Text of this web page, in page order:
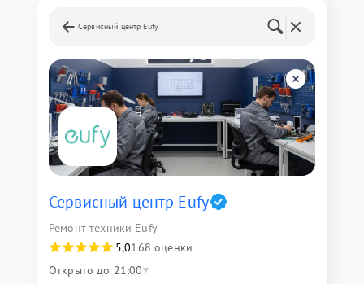
Сервисный центр Eufy
Сервисный центр Eufy
Ремонт техники Eufy
5,0168 оценки
Открыто до 21:00